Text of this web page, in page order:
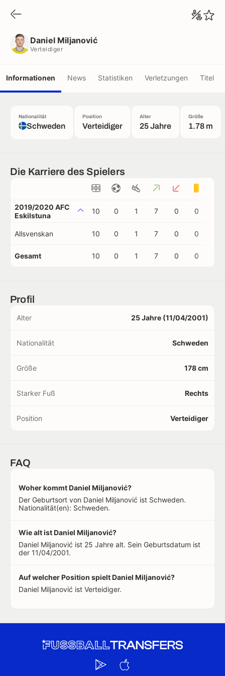
Daniel Miljanović
Verteidiger
Informationen News Statistiken Verletzungen Titel
Nationalität
Schweden
Position
Verteidiger
Alter
25 Jahre
Größe
1.78 m
Die Karriere des Spielers
2019/2020 AFC
Eskilstuna
10 0 1 7 0 0
Allsvenskan 10 0 1 7 0 0
Gesamt 10 0 1 7 0 0
Profil
Alter 25 Jahre (11/04/2001)
Nationalität Schweden
Größe 178 cm
Starker Fuß Rechts
Position Verteidiger
FAQ
Woher kommt Daniel Miljanović?
Der Geburtsort von Daniel Miljanović ist Schweden.
Nationalität(en): Schweden.
Wie alt ist Daniel Miljanović?
Daniel Miljanović ist 25 Jahre alt. Sein Geburtsdatum ist
der 11/04/2001.
Auf welcher Position spielt Daniel Miljanović?
Daniel Miljanović ist Verteidiger.